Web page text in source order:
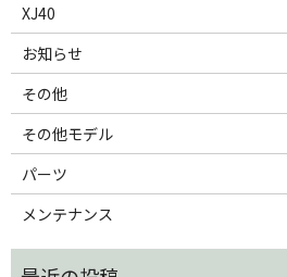
XJ40
お知らせ
その他
その他モデル
パーツ
メンテナンス